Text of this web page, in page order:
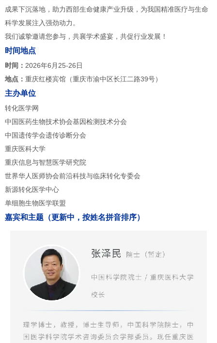
成果下沉落地，助力西部生命健康产业升级，为我国精准医疗与生命
科学发展注入强劲动力。
我们诚挚邀请您参与，共襄学术盛宴，共促行业发展！
时间地点
时间： 2026年6月25-26日
地点： 重庆红楼宾馆（‌重庆市渝中区长江二路39号）
主办单位
转化医学网
中国医药生物技术协会基因检测技术分会
中国遗传学会遗传诊断分会
重庆医科大学
重庆信息与智慧医学研究院
世界华人医师协会前沿科技与临床转化专委会
新源转化医学中心
单细胞生物医学联盟
嘉宾和主题（更新中，按姓名拼音排序）